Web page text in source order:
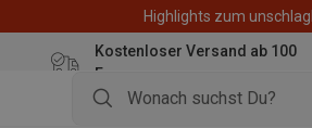
Highlights zum
Kostenloser Versand ab 100
Euro